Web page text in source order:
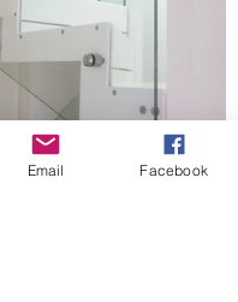
Email Facebook